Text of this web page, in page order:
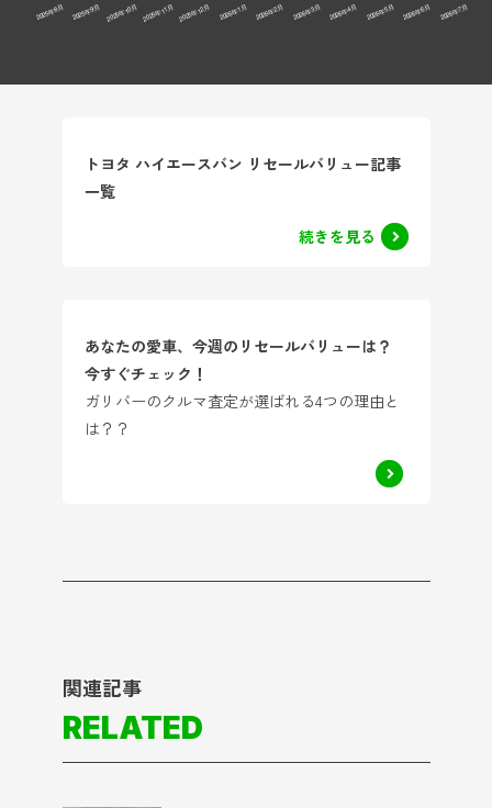
トヨタ ハイエースバン リセールバリュー記事
一覧
続きを見る
あなたの愛車、今週のリセールバリューは？
今すぐチェック！
ガリバーのクルマ査定が選ばれる4つの理由と
は？？
関連記事
RELATED